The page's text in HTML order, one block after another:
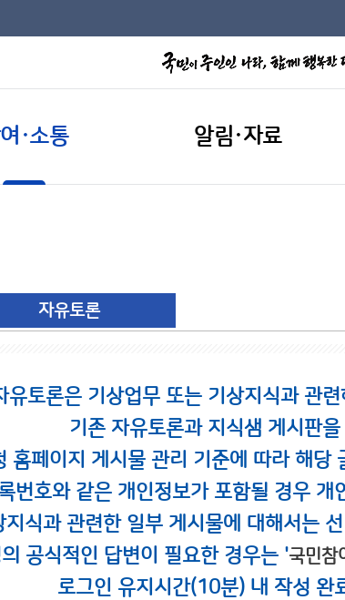
·소통 알림·자료
자유토론
유토론은 기상업무 또는 기상지식과 관
기존 자유토론과 지식샘 게시판
홈페이지 게시물 관리 기준에 따라 해당
번호와 같은 개인정보가 포함될 경우
지식과 관련한 일부 게시물에 대해서는
공식적인 답변이 필요한 경우는 '국민참
로그인 유지시간(10분) 내 작성 완